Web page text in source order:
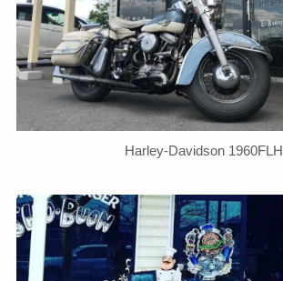
Harley-Davidson 1960FLH